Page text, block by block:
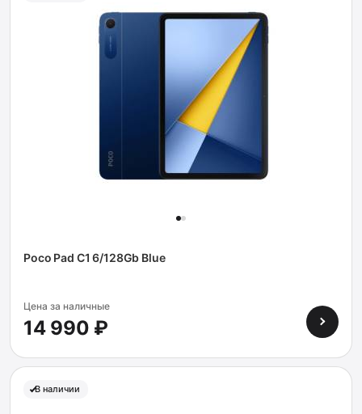
Poco Pad C1 6/128Gb Blue
Цена за наличные
14 990 ₽
В наличии